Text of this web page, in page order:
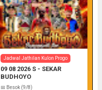
Jadwal Jathilan Gunung Kidul
08 08 2026 S - Sekar
Kinasih
📅 Target: 8 (Post: 8/7)
Jadwal Jathilan Kulon Progo
09 08 2026 S - SEKAR
BUDHOYO
📅 Besok (9/8)